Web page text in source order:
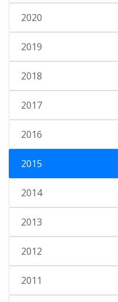
2020
2019
2018
2017
2016
2015
2014
2013
2012
2011